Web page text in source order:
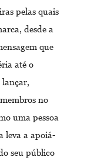
pelas quais
desde a
que
até o
lançar,
no
uma pessoa
leva a apoiá-
seu público